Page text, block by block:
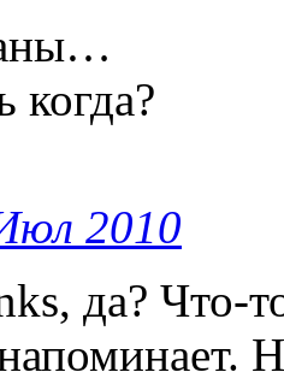
когда?
2010
да? Что-